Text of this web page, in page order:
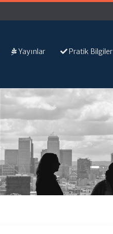
Yayınlar Pratik Bilgiler